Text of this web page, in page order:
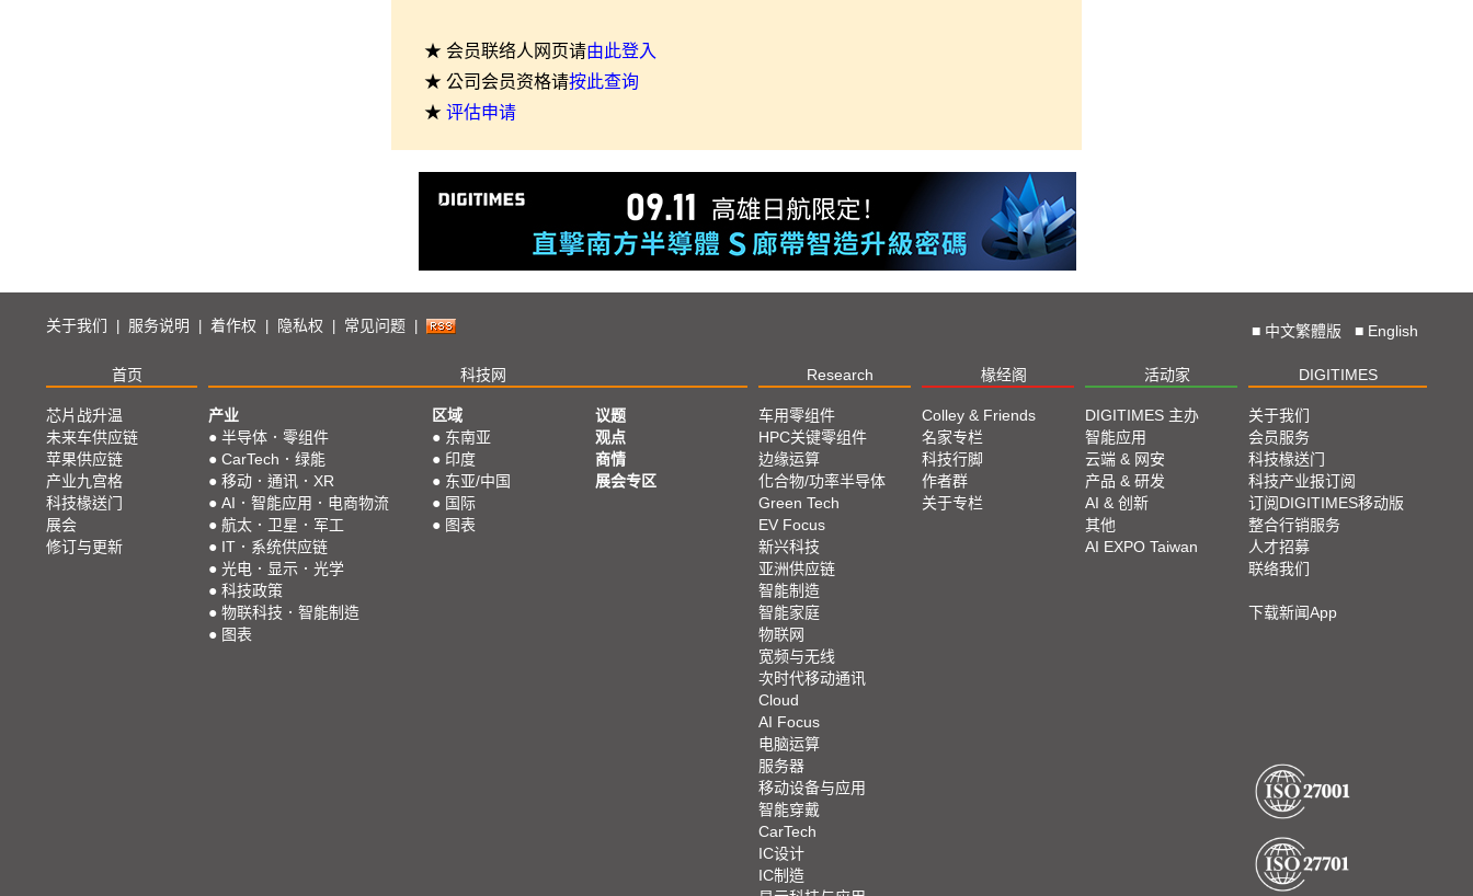
★ 会员联络人网页请由此登入
★ 公司会员资格请按此查询
★ 评估申请
关于我们 服务说明 着作权 隐私权 常见问题 ■ 中文繁體版 ■ English
首页 科技网 Research 椽经阁 活动家 DIGITIMES
芯片战升温
未来车供应链
苹果供应链
产业九宫格
科技椽送门
展会
修订与更新
产业
● 半导体．零组件
● CarTech．绿能
● 移动．通讯．XR
● AI．智能应用．电商物流
● 航太．卫星．军工
● IT．系统供应链
● 光电．显示．光学
● 科技政策
● 物联科技．智能制造
● 图表
区域
● 东南亚
● 印度
● 东亚/中国
● 国际
● 图表
议题
观点
商情
展会专区
车用零组件
HPC关键零组件
边缘运算
化合物/功率半导体
Green Tech
EV Focus
新兴科技
亚洲供应链
智能制造
智能家庭
物联网
宽频与无线
次时代移动通讯
Cloud
AI Focus
电脑运算
服务器
移动设备与应用
智能穿戴
CarTech
IC设计
IC制造
Colley & Friends
名家专栏
科技行脚
作者群
关于专栏
DIGITIMES 主办
智能应用
云端 & 网安
产品 & 研发
AI & 创新
其他
AI EXPO Taiwan
关于我们
会员服务
科技椽送门
科技产业报订阅
订阅DIGITIMES移动版
整合行销服务
人才招募
联络我们
下载新闻App